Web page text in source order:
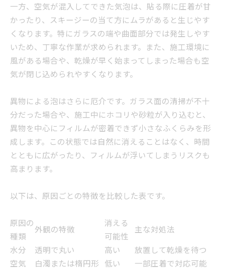
一方、空気が混入してできた気泡は、貼る際に圧着が甘
かったり、スキージーの当て方にムラがあると生じやす
くなります。特にガラスの端や曲面部分では発生しやす
いため、丁寧な作業が求められます。また、施工環境に
風がある場合や、乾燥が早く始まってしまった場合も空
気が閉じ込められやすくなります。
異物による泡はさらに厄介です。ガラス面の清掃が不十
分だった場合や、施工中にホコリや砂粒が入り込むと、
異物を中心にフィルムが密着できず小さなふくらみを形
成します。この状態では自然に消えることはなく、時間
とともに広がったり、フィルムが浮いてしまうリスクも
高まります。
以下は、原因ごとの特徴を比較した表です。
原因の
種類
外観の特徴
消える
可能性
主な対処法
水分
透明で丸い 高い
放置して乾燥を待つ
空気
白濁または楕円形 低い
一部圧着で対応可能